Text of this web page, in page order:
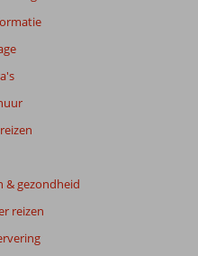
& gezondheid
reizen